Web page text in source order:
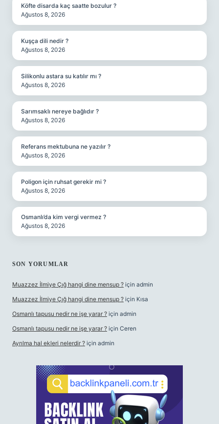
Köfte disarda kaç saatte bozulur ?
Ağustos 8, 2026
Kuşça dili nedir ?
Ağustos 8, 2026
Silikonlu astara su katılır mı ?
Ağustos 8, 2026
Sarımsaklı nereye bağlıdır ?
Ağustos 8, 2026
Referans mektubuna ne yazılır ?
Ağustos 8, 2026
Poligon için ruhsat gerekir mi ?
Ağustos 8, 2026
Osmanlı’da kim vergi vermez ?
Ağustos 8, 2026
SON YORUMLAR
Muazzez İlmiye Çığ hangi dine mensup ? için admin
Muazzez İlmiye Çığ hangi dine mensup ? için Kısa
Osmanlı tapusu nedir ne işe yarar ? için admin
Osmanlı tapusu nedir ne işe yarar ? için Ceren
Ayrılma hal ekleri nelerdir ? için admin